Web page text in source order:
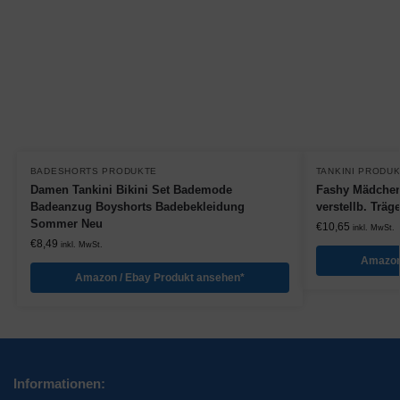
BADESHORTS PRODUKTE
Damen Tankini Bikini Set Bademode
Badeanzug Boyshorts Badebekleidung
Sommer Neu
€8,49 inkl. MwSt.
Amazon / Ebay Produkt ansehen*
TANKINI
Fashy
verstellb.
€10,65 inkl. MwSt.
Informationen: